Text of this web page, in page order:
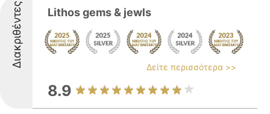
Διακριθέντες Lithos gems & jewls
Δείτε περισσότερα >>
8.9